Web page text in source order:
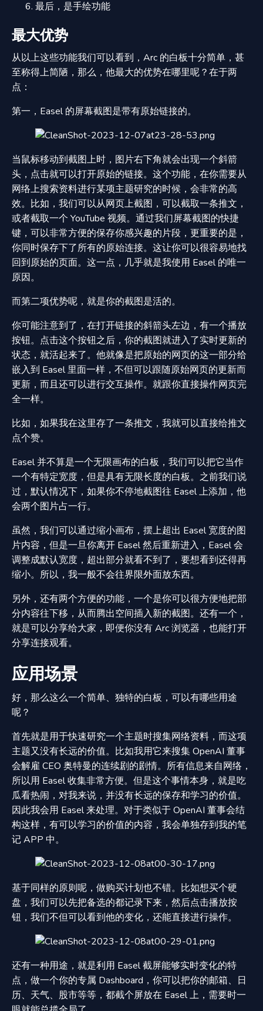
最后，是手绘功能
最大优势
从以上这些功能我们可以看到，Arc 的白板十分简单，甚
至称得上简陋，那么，他最大的优势在哪里呢？在于两
点：
第一，Easel 的屏幕截图是带有原始链接的。
当鼠标移动到截图上时，图片右下角就会出现一个斜箭
头，点击就可以打开原始的链接。这个功能，在你需要从
网络上搜索资料进行某项主题研究的时候，会非常的高
效。比如，我们可以从网页上截图，可以截取一条推文，
或者截取一个 YouTube 视频。通过我们屏幕截图的快捷
键，可以非常方便的保存你感兴趣的片段，更重要的是，
你同时保存下了所有的原始连接。这让你可以很容易地找
回到原始的页面。这一点，几乎就是我使用 Easel 的唯一
原因。
而第二项优势呢，就是你的截图是活的。
你可能注意到了，在打开链接的斜箭头左边，有一个播放
按钮。点击这个按钮之后，你的截图就进入了实时更新的
状态，就活起来了。他就像是把原始的网页的这一部分给
嵌入到 Easel 里面一样，不但可以跟随原始网页的更新而
更新，而且还可以进行交互操作。就跟你直接操作网页完
全一样。
比如，如果我在这里存了一条推文，我就可以直接给推文
点个赞。
Easel 并不算是一个无限画布的白板，我们可以把它当作
一个有特定宽度，但是具有无限长度的白板。之前我们说
过，默认情况下，如果你不停地截图往 Easel 上添加，他
会两个图片占一行。
虽然，我们可以通过缩小画布，摆上超出 Easel 宽度的图
片内容，但是一旦你离开 Easel 然后重新进入，Easel 会
调整成默认宽度，超出部分就看不到了，要想看到还得再
缩小。所以，我一般不会往界限外面放东西。
另外，还有两个方便的功能，一个是你可以很方便地把部
分内容往下移，从而腾出空间插入新的截图。还有一个，
就是可以分享给大家，即便你没有 Arc 浏览器，也能打开
分享连接观看。
应用场景
好，那么这么一个简单、独特的白板，可以有哪些用途
呢？
首先就是用于快速研究一个主题时搜集网络资料，而这项
主题又没有长远的价值。比如我用它来搜集 OpenAI 董事
会解雇 CEO 奥特曼的连续剧的剧情。所有信息来自网络，
所以用 Easel 收集非常方便。但是这个事情本身，就是吃
瓜看热闹，对我来说，并没有长远的保存和学习的价值。
因此我会用 Easel 来处理。对于类似于 OpenAI 董事会结
构这样，有可以学习的价值的内容，我会单独存到我的笔
记 APP 中。
基于同样的原则呢，做购买计划也不错。比如想买个硬
盘，我们可以先把备选的都记录下来，然后点击播放按
钮，我们不但可以看到他的变化，还能直接进行操作。
还有一种用途，就是利用 Easel 截屏能够实时变化的特
点，做一个你的专属 Dashboard，你可以把你的邮箱、日
历、天气、股市等等，都截个屏放在 Easel 上，需要时一